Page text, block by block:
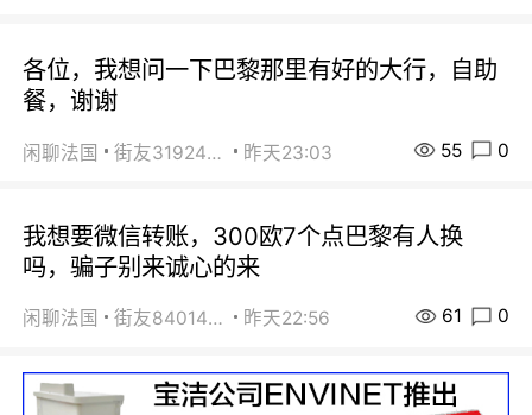
各位，我想问一下巴黎那里有好的大行，自助
餐，谢谢
闲聊法国 街友31924072 昨天23:03 55 0
我想要微信转账，300欧7个点巴黎有人换
吗，骗子别来诚心的来
闲聊法国 街友84014588 昨天22:56 61 0